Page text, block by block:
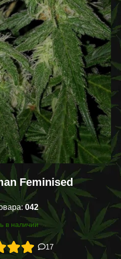
Feminised
042
в наличии
17